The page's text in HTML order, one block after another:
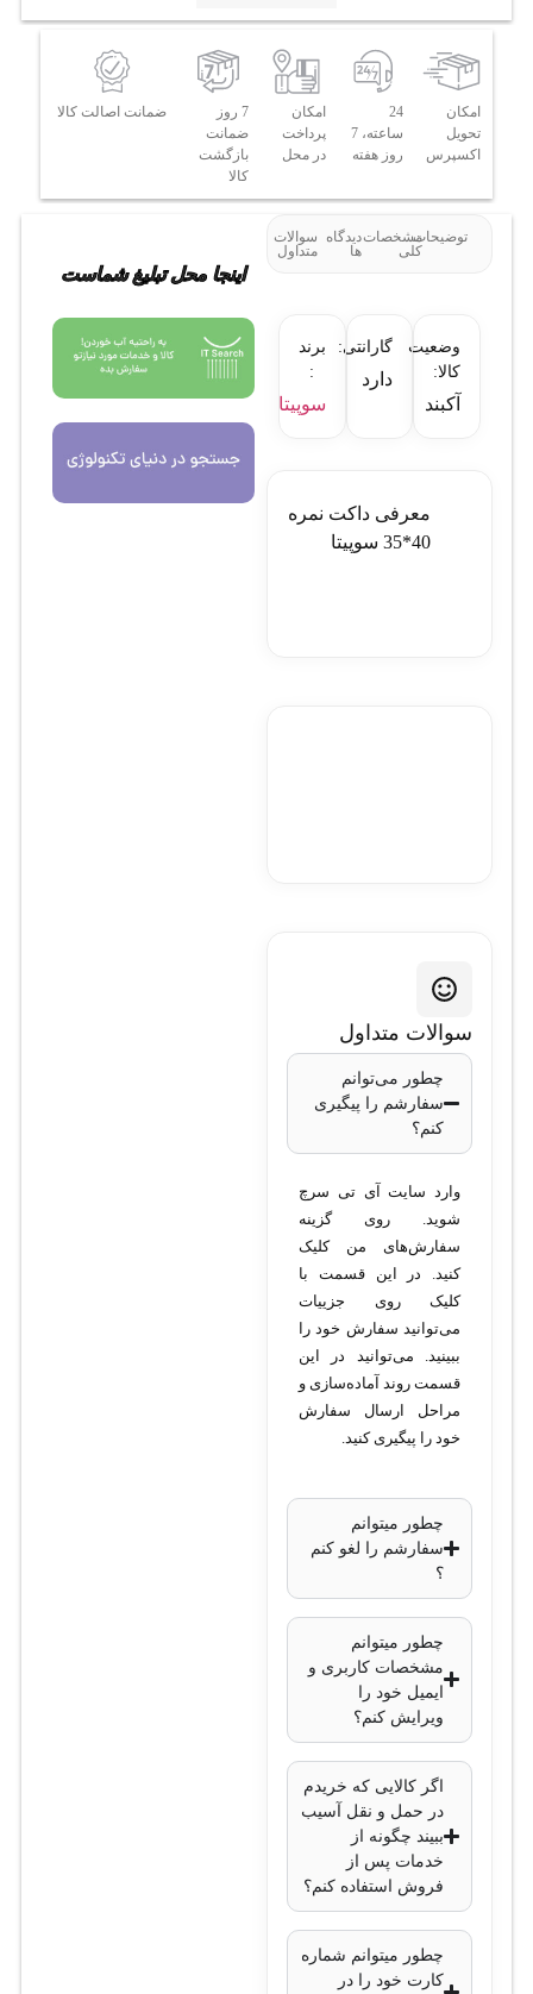
امکان
تحویل
اکسپرس
24
ساعته، 7
روز هفته
امکان
پرداخت
در محل
7 روز
ضمانت
بازگشت
کالا
ضمانت اصالت کالا
توضیحاتمشخصات
کلی
دیدگاه
ها
سوالات
متداول
وضعیت
کالا:
آکبند
گارانتی:
دارد
برند
:
سوپیتا
معرفی داکت نمره
40*35 سوپيتا
سوالات متداول
چطور می‌توانم
سفارشم را پیگیری
کنم؟
وارد سایت آی تی سرچ
شوید. روی گزینه
سفارش‌های من کلیک
کنید. در این قسمت با
کلیک روی جزییات
می‌توانید سفارش خود را
ببینید. می‌توانید در این
قسمت روند آماده‌سازی و
مراحل ارسال سفارش
خود را پیگیری کنید.
چطور میتوانم
سفارشم را لغو کنم
؟
چطور میتوانم
مشخصات کاربری و
ایمیل خود را
ویرایش کنم؟
اگر کالایی که خریدم
در حمل و نقل آسیب
ببیند چگونه از
خدمات پس از
فروش استفاده کنم؟
چطور میتوانم شماره
کارت خود را در
اینجا محل تبلیغ شماست